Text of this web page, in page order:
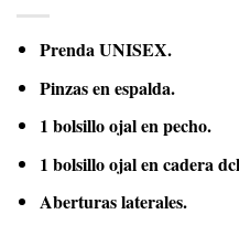
Prenda UNISEX.
Pinzas en espalda.
1 bolsillo ojal en pecho.
1 bolsillo ojal en cadera
Aberturas laterales.